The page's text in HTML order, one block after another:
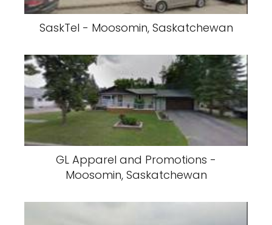
SaskTel - Moosomin, Saskatchewan
GL Apparel and Promotions -
Moosomin, Saskatchewan